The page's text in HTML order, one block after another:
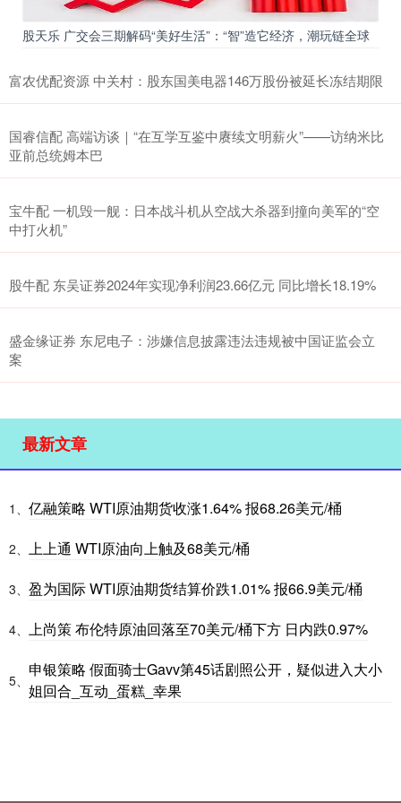
股天乐 广交会三期解码“美好生活”：“智”造它经济，潮玩链全球
富农优配资源 中关村：股东国美电器146万股份被延长冻结期限
国睿信配 高端访谈｜“在互学互鉴中赓续文明薪火”——访纳米比
亚前总统姆本巴
宝牛配 一机毁一舰：日本战斗机从空战大杀器到撞向美军的“空
中打火机”
股牛配 东吴证券2024年实现净利润23.66亿元 同比增长18.19%
盛金缘证券 东尼电子：涉嫌信息披露违法违规被中国证监会立
案
最新文章
1、 亿融策略 WTI原油期货收涨1.64% 报68.26美元/桶
2、 上上通 WTI原油向上触及68美元/桶
3、 盈为国际 WTI原油期货结算价跌1.01% 报66.9美元/桶
4、 上尚策 布伦特原油回落至70美元/桶下方 日内跌0.97%
5、
申银策略 假面骑士Gavv第45话剧照公开，疑似进入大小
姐回合_互动_蛋糕_幸果